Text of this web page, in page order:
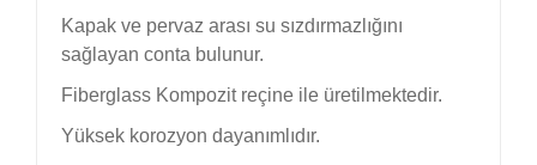
Kapak ve pervaz arası su sızdırmazlığını
sağlayan conta bulunur.
Fiberglass Kompozit reçine ile üretilmektedir.
Yüksek korozyon dayanımlıdır.